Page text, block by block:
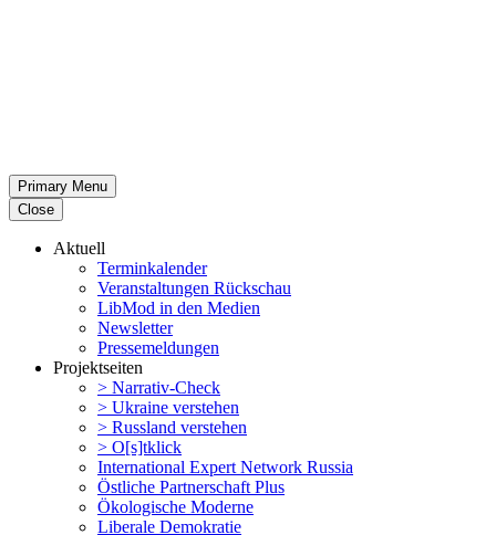
Primary Menu
Close
Aktuell
Termin­ka­lender
Veran­stal­tungen Rückschau
LibMod in den Medien
Newsletter
Presse­mel­dungen
Projekt­seiten
> Narrativ-Check
> Ukraine verstehen
> Russland verstehen
> O[s]tklick
Inter­na­tional Expert Network Russia
Östliche Partner­schaft Plus
Ökolo­gische Moderne
Liberale Demokratie